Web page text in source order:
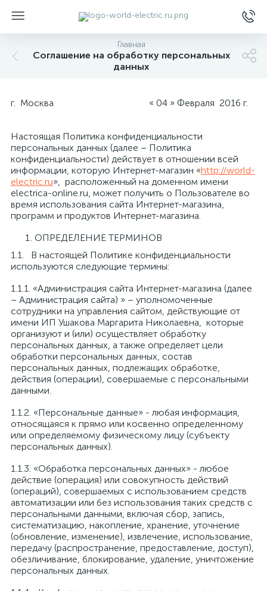
Главная
Соглашение на обработку персональных
данных
г. Москва « 04 » Февраля 2016 г.
Настоящая Политика конфиденциальности
персональных данных (далее – Политика
конфиденциальности) действует в отношении всей
информации, которую Интернет-магазин «http://world-
electric.ru», расположенный на доменном имени
electrica-online.ru, может получить о Пользователе во
время использования сайта Интернет-магазина,
программ и продуктов Интернет-магазина.
ОПРЕДЕЛЕНИЕ ТЕРМИНОВ
1.1. В настоящей Политике конфиденциальности
используются следующие термины:
1.1.1. «Администрация сайта Интернет-магазина (далее
– Администрация сайта) » – уполномоченные
сотрудники на управления сайтом, действующие от
имени ИП Ушакова Маргарита Николаевна, которые
организуют и (или) осуществляет обработку
персональных данных, а также определяет цели
обработки персональных данных, состав
персональных данных, подлежащих обработке,
действия (операции), совершаемые с персональными
данными.
1.1.2. «Персональные данные» - любая информация,
относящаяся к прямо или косвенно определенному
или определяемому физическому лицу (субъекту
персональных данных).
1.1.3. «Обработка персональных данных» - любое
действие (операция) или совокупность действий
(операций), совершаемых с использованием средств
автоматизации или без использования таких средств с
персональными данными, включая сбор, запись,
систематизацию, накопление, хранение, уточнение
(обновление, изменение), извлечение, использование,
передачу (распространение, предоставление, доступ),
обезличивание, блокирование, удаление, уничтожение
персональных данных.